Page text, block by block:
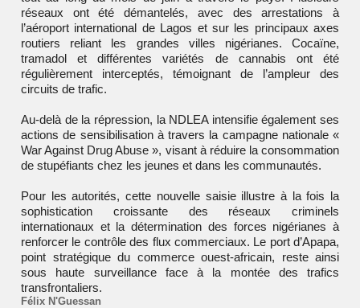
réseaux ont été démantelés, avec des arrestations à
l’aéroport international de Lagos et sur les principaux axes
routiers reliant les grandes villes nigérianes. Cocaïne,
tramadol et différentes variétés de cannabis ont été
régulièrement interceptés, témoignant de l’ampleur des
circuits de trafic.
Au-delà de la répression, la NDLEA intensifie également ses
actions de sensibilisation à travers la campagne nationale «
War Against Drug Abuse », visant à réduire la consommation
de stupéfiants chez les jeunes et dans les communautés.
Pour les autorités, cette nouvelle saisie illustre à la fois la
sophistication croissante des réseaux criminels
internationaux et la détermination des forces nigérianes à
renforcer le contrôle des flux commerciaux. Le port d’Apapa,
point stratégique du commerce ouest-africain, reste ainsi
sous haute surveillance face à la montée des trafics
transfrontaliers.
Félix N'Guessan